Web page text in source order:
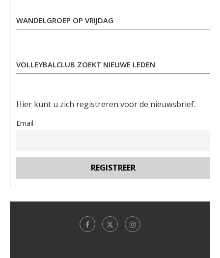
WANDELGROEP OP VRIJDAG
VOLLEYBALCLUB ZOEKT NIEUWE LEDEN
Hier kunt u zich registreren voor de nieuwsbrief.
Email